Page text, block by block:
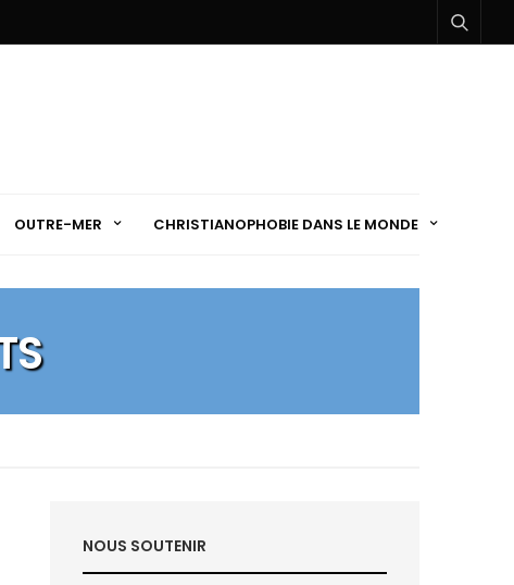
OUTRE-MER CHRISTIANOPHOBIE DANS LE MONDE
NOUS SOUTENIR